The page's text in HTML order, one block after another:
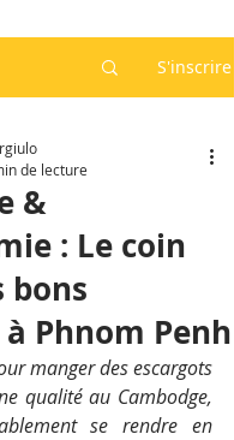
S'inscrire
&
: Le coin
bons
Phnom Penh
de lecture
manger des escargots
qualité au Cambodge,
se rendre en